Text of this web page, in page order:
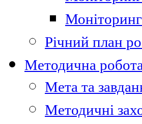
Річний план
Методична робота
Мета та
Методичні